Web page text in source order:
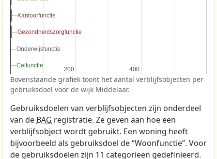
200
200 400
400
Kantoorfunctie
Kantoorfunctie
Gezondheidszorgfunctie
Gezondheidszorgfunctie
Onderwijsfunctie
Onderwijsfunctie
Celfunctie
Celfunctie
Bovenstaande grafiek toont het aantal verblijfsobjecten per
gebruiksdoel voor de wijk Middelaar.
Gebruiksdoelen van verblijfsobjecten zijn onderdeel
van de BAG registratie. Ze geven aan hoe een
verblijfsobject wordt gebruikt. Een woning heeft
bijvoorbeeld als gebruiksdoel de “Woonfunctie”. Voor
de gebruiksdoelen zijn 11 categorieën gedefinieerd.